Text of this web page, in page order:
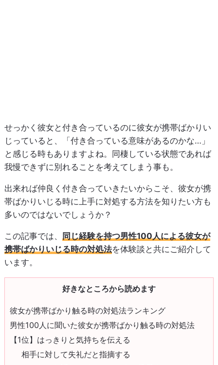
せっかく彼女と付き合っているのに彼女が携帯ばかりい
じっていると、「付き合っている意味があるのかな…」
と感じる時もありますよね。同棲している状態であれば
我慢できずに別れることを考えてしまう事も。
出来れば仲良く付き合っていきたいからこそ、彼女が携
帯ばかりいじる時に上手に対処する方法を知りたい方も
多いのではないでしょうか？
この記事では、 同じ経験を持つ男性100人による彼女が
携帯ばかりいじる時の対処法を体験談と共にご紹介して
います。
好きなところから読めます
彼女が携帯ばかり触る時の対処法ランキング
男性100人に聞いた彼女が携帯ばかり触る時の対処法
【1位】はっきりと気持ちを伝える
相手に対して失礼だと指摘する